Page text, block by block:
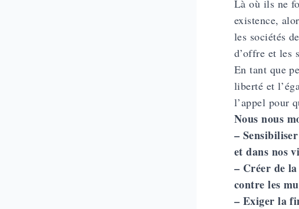
Là où ils ne
existence,
les sociétés
d’offre et les
En tant que
liberté et
l’appel pour
Nous nous
–
et dans nos
– Créer de
contre les
– Exiger la